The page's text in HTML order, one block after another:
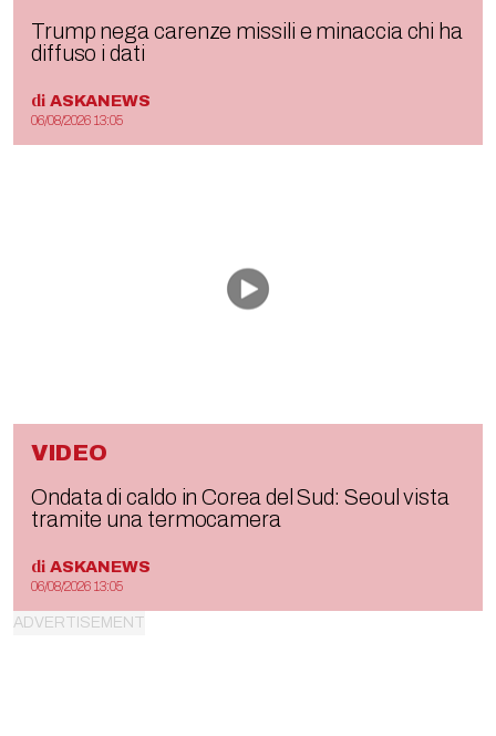
Trump nega carenze missili e minaccia chi ha
diffuso i dati
di ASKANEWS
06/08/2026 13:05
VIDEO
Ondata di caldo in Corea del Sud: Seoul vista
tramite una termocamera
di ASKANEWS
06/08/2026 13:05